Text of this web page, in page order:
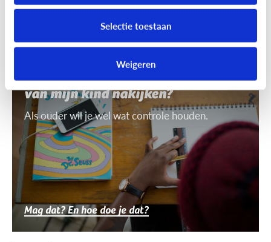
Selectie toestaan
Weigeren
Mag ik de smartphone of tablet
van mijn kind nakijken?
Als ouder wil je wel wat controle houden.
Mag dat? En hoe doe je dat?